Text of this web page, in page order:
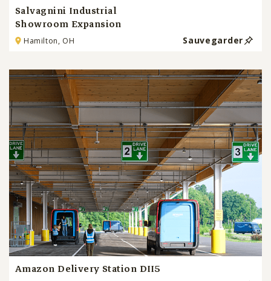
Salvagnini Industrial
Showroom Expansion
Hamilton, OH Sauvegarder
Amazon Delivery Station DII5